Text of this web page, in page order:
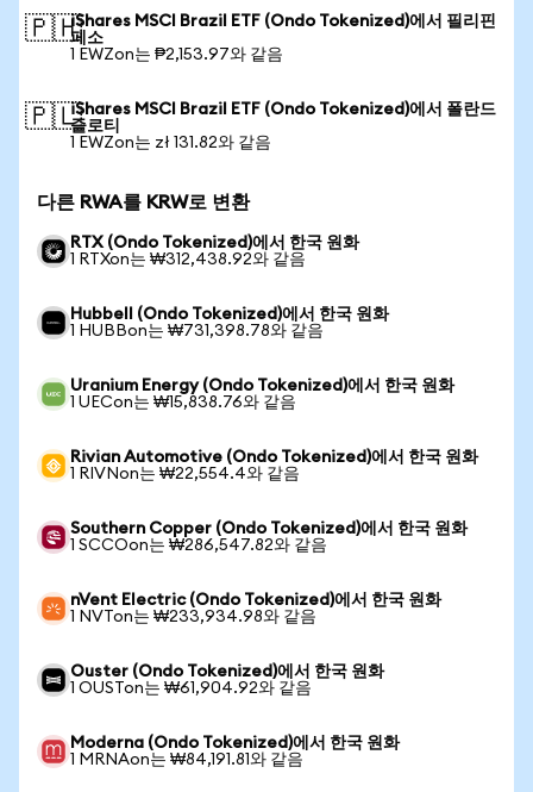
🇵🇭iShares MSCI Brazil ETF (Ondo Tokenized)에서 필리핀
페소
1 EWZon는 ₱2,153.97와 같음
🇵🇱iShares MSCI Brazil ETF (Ondo Tokenized)에서 폴란드
즐로티
1 EWZon는 zł 131.82와 같음
다른 RWA를 KRW로 변환
RTX (Ondo Tokenized)에서 한국 원화
1 RTXon는 ₩312,438.92와 같음
Hubbell (Ondo Tokenized)에서 한국 원화
1 HUBBon는 ₩731,398.78와 같음
Uranium Energy (Ondo Tokenized)에서 한국 원화
1 UECon는 ₩15,838.76와 같음
Rivian Automotive (Ondo Tokenized)에서 한국 원화
1 RIVNon는 ₩22,554.4와 같음
Southern Copper (Ondo Tokenized)에서 한국 원화
1 SCCOon는 ₩286,547.82와 같음
nVent Electric (Ondo Tokenized)에서 한국 원화
1 NVTon는 ₩233,934.98와 같음
Ouster (Ondo Tokenized)에서 한국 원화
1 OUSTon는 ₩61,904.92와 같음
Moderna (Ondo Tokenized)에서 한국 원화
1 MRNAon는 ₩84,191.81와 같음